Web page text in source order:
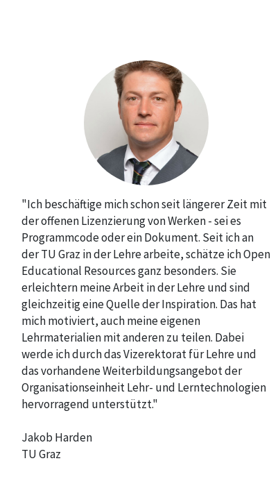
"Ich beschäftige mich schon seit längerer Zeit mit
der offenen Lizenzierung von Werken - sei es
Programmcode oder ein Dokument. Seit ich an
der TU Graz in der Lehre arbeite, schätze ich Open
Educational Resources ganz besonders. Sie
erleichtern meine Arbeit in der Lehre und sind
gleichzeitig eine Quelle der Inspiration. Das hat
mich motiviert, auch meine eigenen
Lehrmaterialien mit anderen zu teilen. Dabei
werde ich durch das Vizerektorat für Lehre und
das vorhandene Weiterbildungsangebot der
Organisationseinheit Lehr- und Lerntechnologien
hervorragend unterstützt."
Jakob Harden
TU Graz